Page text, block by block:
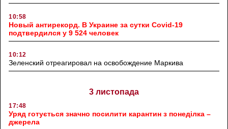
10:58
Новый антирекорд. В Украине за сутки Covid-19
подтвердился у 9 524 человек
10:12
Зеленский отреагировал на освобождение Маркива
3 листопада
17:48
Уряд готується значно посилити карантин з понеділка –
джерела